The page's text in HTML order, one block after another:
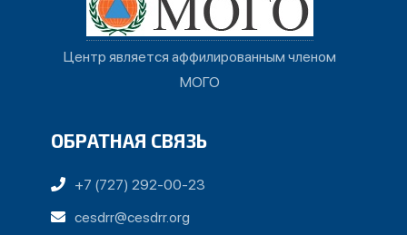
Центр является аффилированным членом
МОГО
ОБРАТНАЯ СВЯЗЬ
+7 (727) 292-00-23
cesdrr@cesdrr.org